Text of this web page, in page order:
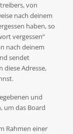
von
nach deinem
haben, so
vergessen“
nach deinem
sendet
diese Adresse,
und
um das Board
Rahmen einer